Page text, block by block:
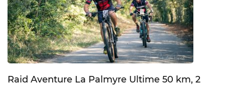
Raid Aventure La Palmyre Ultime 50 km, 2